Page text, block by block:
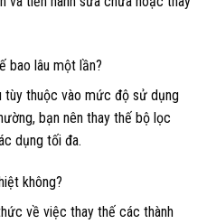
bao lâu một lần?
tùy thuộc vào mức độ sử dụng
bạn nên thay thế bộ lọc
dụng tối đa.
không?
về việc thay thế các thành